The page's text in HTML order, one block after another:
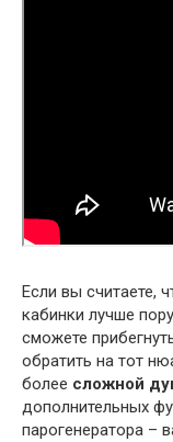
Если вы считаете,
кабинки лучше
сможете
обратить на тот
более сложной
дополнительных
парогенератора –